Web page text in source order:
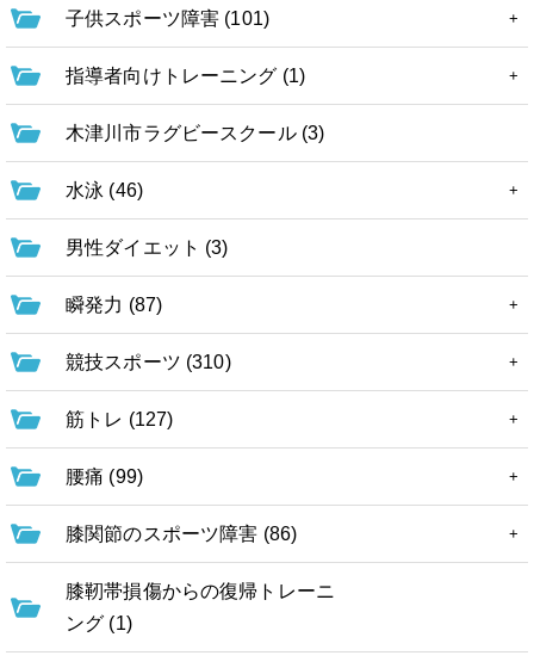
子供スポーツ障害 (101)
指導者向けトレーニング (1)
木津川市ラグビースクール (3)
水泳 (46)
男性ダイエット (3)
瞬発力 (87)
競技スポーツ (310)
筋トレ (127)
腰痛 (99)
膝関節のスポーツ障害 (86)
膝靭帯損傷からの復帰トレーニ
ング (1)